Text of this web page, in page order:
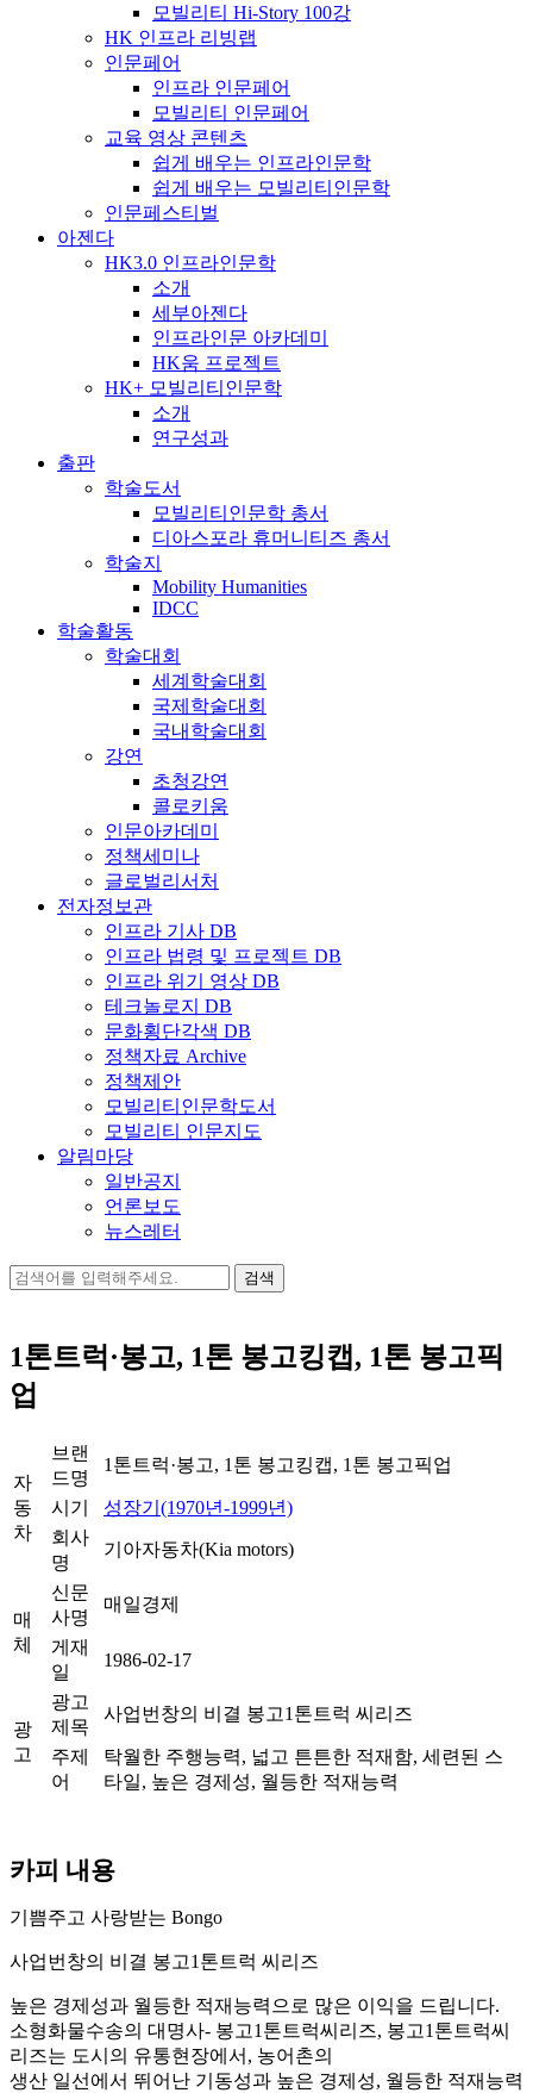
모빌리티 Hi-Story 100강
HK 인프라 리빙랩
인문페어
인프라 인문페어
모빌리티 인문페어
교육 영상 콘텐츠
쉽게 배우는 인프라인문학
쉽게 배우는 모빌리티인문학
인문페스티벌
아젠다
HK3.0 인프라인문학
소개
세부아젠다
인프라인문 아카데미
HK움 프로젝트
HK+ 모빌리티인문학
소개
연구성과
출판
학술도서
모빌리티인문학 총서
디아스포라 휴머니티즈 총서
학술지
Mobility Humanities
IDCC
학술활동
학술대회
세계학술대회
국제학술대회
국내학술대회
강연
초청강연
콜로키움
인문아카데미
정책세미나
글로벌리서처
전자정보관
인프라 기사 DB
인프라 법령 및 프로젝트 DB
인프라 위기 영상 DB
테크놀로지 DB
문화횡단각색 DB
정책자료 Archive
정책제안
모빌리티인문학도서
모빌리티 인문지도
알림마당
일반공지
언론보도
뉴스레터
검
1톤트럭·봉고, 1톤 봉고킹캡, 1톤 봉고픽
업
자
동
차
브랜
드명
1톤트럭·봉고, 1톤 봉고킹캡, 1톤 봉고픽업
시기
성장기(1970년-1999년)
회사
명
기아자동차(Kia motors)
매
체
신문
사명
매일경제
게재
일
1986-02-17
광
고
광고
제목
사업번창의 비결 봉고1톤트럭 씨리즈
주제
어
탁월한 주행능력, 넓고 튼튼한 적재함, 세련된 스
타일, 높은 경제성, 월등한 적재능력
카피 내용
기쁨주고 사랑받는 Bongo
사업번창의 비결 봉고1톤트럭 씨리즈
높은 경제성과 월등한 적재능력으로 많은 이익을 드립니다.
소형화물수송의 대명사- 봉고1톤트럭씨리즈, 봉고1톤트럭씨
리즈는 도시의 유통현장에서, 농어촌의
생산 일선에서 뛰어난 기동성과 높은 경제성, 월등한 적재능력